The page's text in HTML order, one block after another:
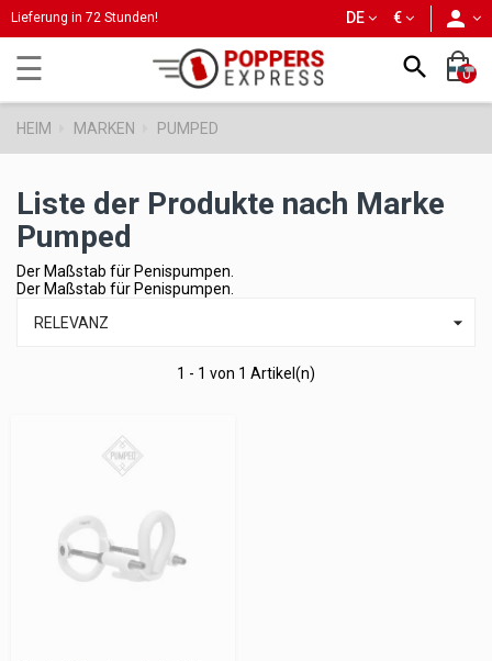
Lieferung in 72 Stunden! €
DE
Umschalten
der
Navigation
☰  0
HEIM MARKEN PUMPED
Liste der Produkte nach Marke
Pumped
Der Maßstab für Penispumpen.
Der Maßstab für Penispumpen.
RELEVANZ

1 - 1 von 1 Artikel(n)